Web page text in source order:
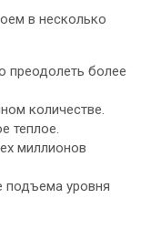
в несколько
преодолеть более
количестве.
теплое.
миллионов
подъема уровня